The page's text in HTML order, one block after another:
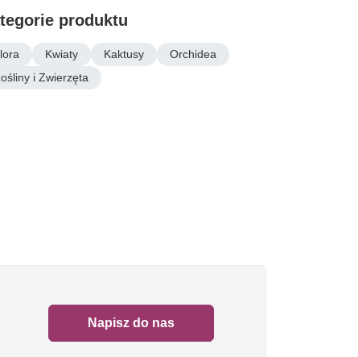
produktu
Kwiaty Kaktusy
Orchidea
i Zwierzęta
Napisz do nas